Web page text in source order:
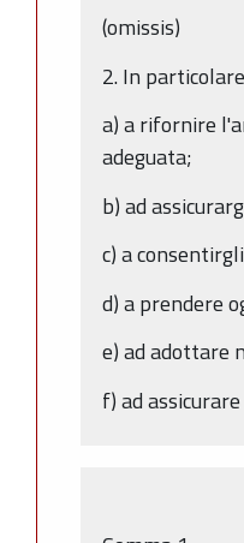
(omissis)
2. In
a) a rifornire
adeguata;
b) ad
c) a
d) a prendere
e) ad adottare
f) ad